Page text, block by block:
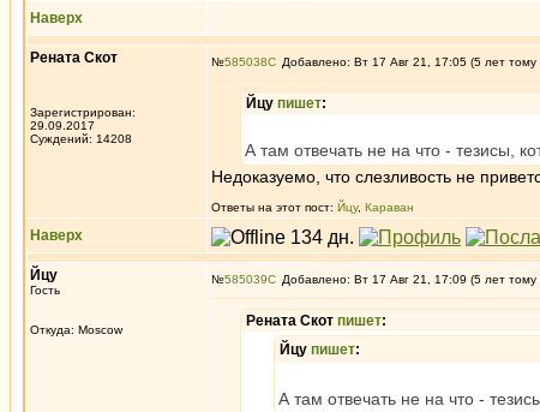
Наверх
Рената Скот
Зарегистрирован:
29.09.2017
Суждений: 14208
№585038 Добавлено: Вт 17 Авг 21, 17:05 (5 лет тому
Йцу пишет:
А там отвечать не на что - тезисы,
Недоказуемо, что слезливость не
Ответы на этот пост: Йцу, Караван
Наверх
Йцу
Гость
Откуда: Moscow
№585039 Добавлено: Вт 17 Авг 21, 17:09 (5 лет тому
Рената Скот пишет:
Йцу пишет:
А там отвечать не на что -